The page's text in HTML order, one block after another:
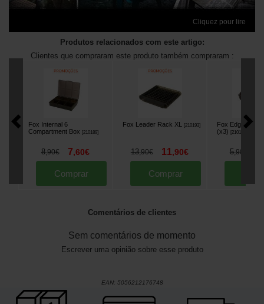
Cliquez pour lire
Produtos relacionados com este artigo:
Clientes que compraram este produto também compraram :
Fox Internal 6
Compartment Box [210189]
8,90€ 7,60€
Comprar
Fox Leader Rack XL [210193]
13,90€ 11,90€
Comprar
Fox Edges
(x3) [210194
5,90
Comentários de clientes
Sem comentários de momento
Escrever uma opinião sobre esse produto
EAN: 5056212176748